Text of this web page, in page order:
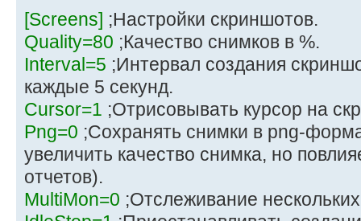
[Screens] ;Настройки скриншотов.
Quality=80 ;Качество снимков в %.
Interval=5 ;Интервал создания
каждые 5 секунд.
Cursor=1 ;Отрисовывать курсор на
Png=0 ;Сохранять снимки в png-
увеличить качество снимка, но
отчетов).
MultiMon=0 ;Отслеживание